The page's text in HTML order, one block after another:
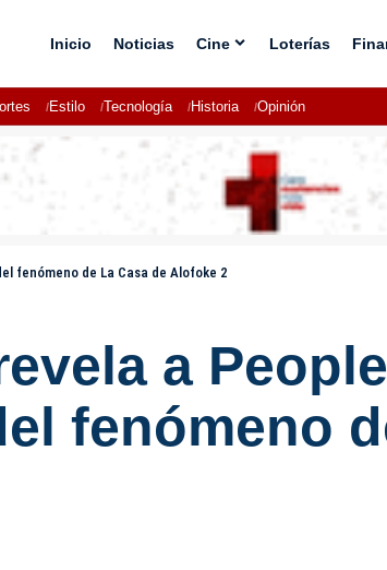
Inicio Noticias Cine Loterías
Estilo Tecnología Historia Opinión
fenómeno de La Casa de Alofoke 2
a
fenómeno